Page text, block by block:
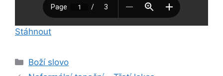
Stáhnout
Rubriky
Boží slovo